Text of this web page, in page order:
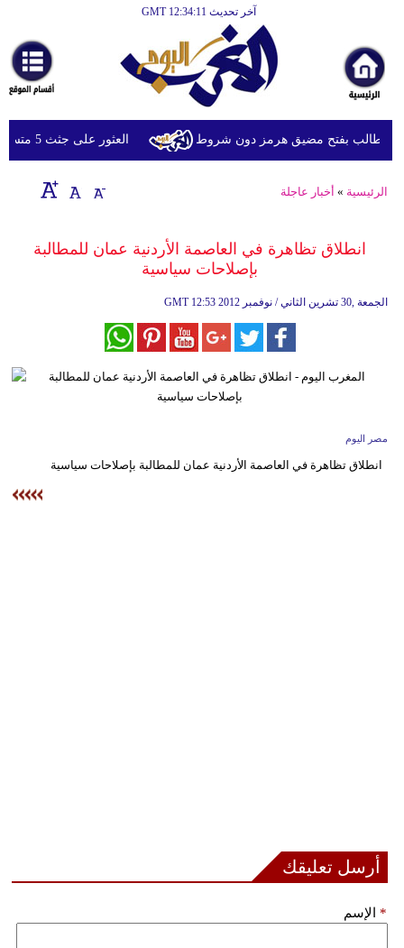
آخر تحديث GMT 12:34:11
أخبارعاجلة
رياضة
ثقافة
إقتصاد
وموسيقى
أخبار
مدوَّنات
أبراج
العثور على جثث 5 متسلقين فُقدوا العام الماضي في النيبال وتطالب بفتح مضيق هرمز دون شروط
الرئيسية » أخبار عاجلة
انطلاق تظاهرة في العاصمة الأردنية عمان للمطالبة
بإصلاحات سياسية
GMT 12:53 2012 الجمعة ,30 تشرين الثاني / نوفمبر
مصر اليوم
انطلاق تظاهرة في العاصمة الأردنية عمان للمطالبة بإصلاحات سياسية
أرسل تعليقك
الإسم *